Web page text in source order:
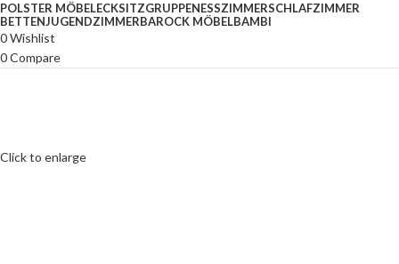
POLSTER MÖBELECKSITZGRUPPENESSZIMMERSCHLAFZIMMER
BETTENJUGENDZIMMERBAROCK MÖBELBAMBI
0Wishlist
0Compare
Click to enlarge